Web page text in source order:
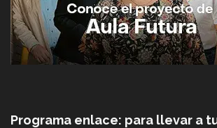
Programa enlace: para llevar a